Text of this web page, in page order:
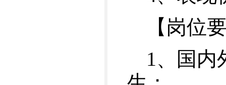
【岗位
1、国内